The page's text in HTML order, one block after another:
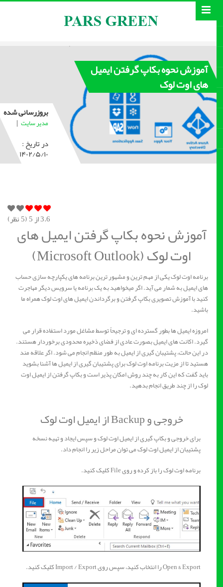
آموزش نحوه بکاپ گرفتن ایمیل
های اوت لوک
بروزرسانی شده
مدیر سایت |
در تاریخ :
۱۴۰۲/۵/۱۰
3.6از 5 ( 5نظر)
آموزش نحوه بکاپ گرفتن ایمیل های
اوت لوک (Microsoft Outlook)
برنامه اوت لوک یکی از مهم ترین و مشهور ترین برنامه های یکپارچه سازی حساب
های ایمیل به شمار می آید. اگر میخواهید به یک برنامه یا سرویس دیگر مهاجرت
کنید با آموزش تصویری بکاپ گرفتن و برگرداندن ایمیل های اوت لوک همراه ما
باشید.
امروزه ایمیل ها بطور گسترده ای و ترجیحاً توسط مشاغل مورد استفاده قرار می
گیرد. اکانت های ایمیل بصورت عادی از فضای ذخیره محدودی برخوردار هستند.
در این حالت، پشتیبان گیری از ایمیل به طور منظم انجام می شود. اگر علاقه مند
هستید تا از مزیت برنامه اوت لوک برای پشتیبان گیری از ایمیل ها آشنا بشوید
باید گفت که این کار به چند روش امکان پذیر است و بکاپ گرفتن از ایمیل اوت
لوک را از چند طریق انجام بدهید.
خروجی و Backup از ایمیل اوت لوک
برای خروجی و بکاپ گیری از ایمیل اوت لوک و سپس ایجاد و تهیه نسخه
پشتیبان از ایمیل اوت لوک می توان مراحل زیر را انجام داد.
برنامه اوت لوک را باز کرده و روی File کلیک کنید.
Open & Export را انتخاب کنید، سپس روی Import / Export کلیک کنید.